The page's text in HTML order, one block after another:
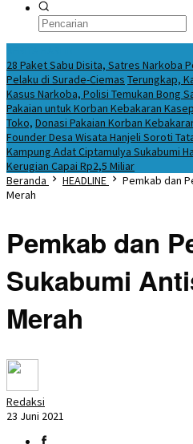
28 Paket Sabu Disita, Satres Narkoba
Pelaku di Surade-Ciemas Terungkap,
Kasus Narkoba, Polisi Temukan Bong
Pakaian untuk Korban Kebakaran
Toko, Donasi Pakaian Korban
Founder Desa Wisata Hanjeli Soroti
Kampung Adat Ciptamulya Sukabumi
Kerugian Capai Rp2,5 Miliar
Beranda
HEADLINE
Pemkab dan
Merah
Pemkab dan
Sukabumi
Merah
Redaksi
23 Juni 2021